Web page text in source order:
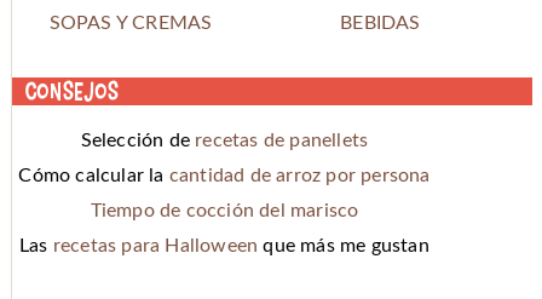
SOPAS Y CREMAS
BEBIDAS
Consejos
Selección de recetas de panellets
Cómo calcular la cantidad de arroz por persona
Tiempo de cocción del marisco
Las recetas para Halloween que más me gustan